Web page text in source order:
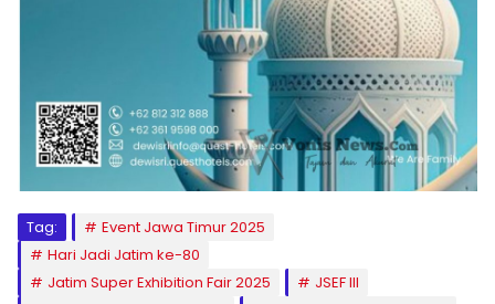
Tag:
Event Jawa Timur 2025
Hari Jadi Jatim ke-80
Jatim Super Exhibition Fair 2025
JSEF III